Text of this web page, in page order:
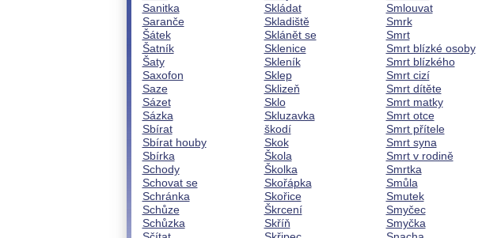
Sanitka
Saranče
Šátek
Šatník
Šaty
Saxofon
Saze
Sázet
Sázka
Sbírat
Sbírat houby
Sbírka
Schody
Schovat se
Schránka
Schůze
Schůzka
Skládat
Skladiště
Sklánět se
Sklenice
Skleník
Sklep
Sklizeň
Sklo
Skluzavka
škodí
Skok
Škola
Školka
Skořápka
Skořice
Škrcení
Skříň
Smlouvat
Smrk
Smrt
Smrt blízké osoby
Smrt blízkého
Smrt cizí
Smrt dítěte
Smrt matky
Smrt otce
Smrt přítele
Smrt syna
Smrt v rodině
Smrtka
Smůla
Smutek
Smyčec
Smyčka